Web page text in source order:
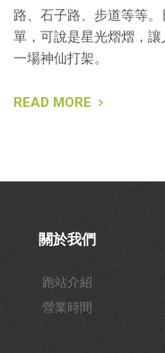
路、石子路、步道等等
單，可說是星光熠熠，
一場神仙打架。
READ MORE
關於我們
跑站介紹
營業時間